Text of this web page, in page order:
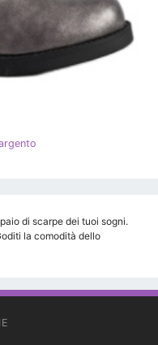
di scarpe dei tuoi sogni.
la comodità dello